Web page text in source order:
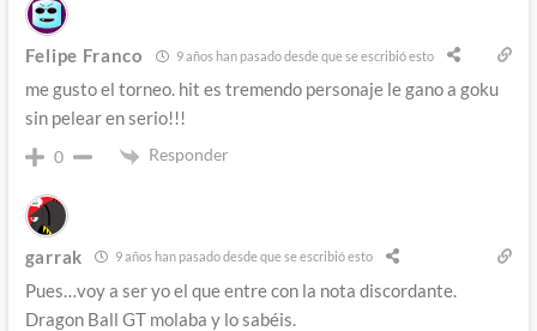
Felipe Franco 9 años han pasado desde que se escribió esto
me gusto el torneo. hit es tremendo personaje le gano a goku
sin pelear en serio!!!
0 Responder
garrak 9 años han pasado desde que se escribió esto
Pues…voy a ser yo el que entre con la nota discordante.
Dragon Ball GT molaba y lo sabéis.